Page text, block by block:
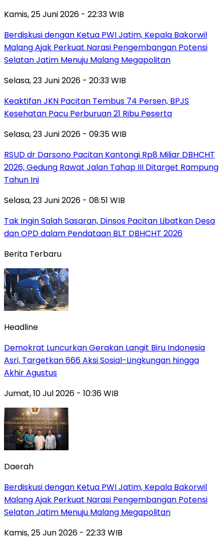
Kamis, 25 Juni 2026 - 22:33 WIB
Berdiskusi dengan Ketua PWI Jatim, Kepala Bakorwil
Malang Ajak Perkuat Narasi Pengembangan Potensi
Selatan Jatim Menuju Malang Megapolitan
Selasa, 23 Juni 2026 - 20:33 WIB
Keaktifan JKN Pacitan Tembus 74 Persen, BPJS
Kesehatan Pacu Perburuan 21 Ribu Peserta
Selasa, 23 Juni 2026 - 09:35 WIB
RSUD dr Darsono Pacitan Kantongi Rp8 Miliar DBHCHT
2026, Gedung Rawat Jalan Tahap III Ditarget Rampung
Tahun Ini
Selasa, 23 Juni 2026 - 08:51 WIB
Tak Ingin Salah Sasaran, Dinsos Pacitan Libatkan Desa
dan OPD dalam Pendataan BLT DBHCHT 2026
Berita Terbaru
Headline
Demokrat Luncurkan Gerakan Langit Biru Indonesia
Asri, Targetkan 666 Aksi Sosial-Lingkungan hingga
Akhir Agustus
Jumat, 10 Jul 2026 - 10:36 WIB
Daerah
Berdiskusi dengan Ketua PWI Jatim, Kepala Bakorwil
Malang Ajak Perkuat Narasi Pengembangan Potensi
Selatan Jatim Menuju Malang Megapolitan
Kamis, 25 Jun 2026 - 22:33 WIB